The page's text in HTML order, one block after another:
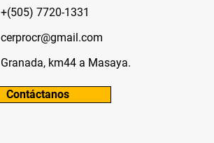
+(505) 7720-1331
cerprocr@gmail.com
Granada, km44 a Masaya.
Contáctanos